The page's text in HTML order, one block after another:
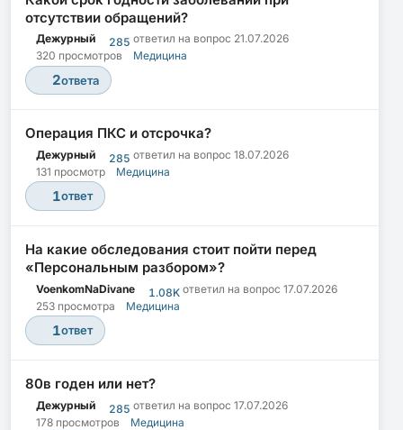
отсутствии обращений?
Дежурный 285 ответил на вопрос 21.07.2026
320 просмотров
Медицина
2ответа
Операция ПКС и отсрочка?
Дежурный 285 ответил на вопрос 18.07.2026
131 просмотр
Медицина
1ответ
На какие обследования стоит пойти перед
«Персональным разбором»?
VoenkomNaDivane 1.08Kответил на вопрос 17.07.2026
253 просмотра
Медицина
1ответ
80в годен или нет?
Дежурный 285 ответил на вопрос 17.07.2026
178 просмотров
Медицина